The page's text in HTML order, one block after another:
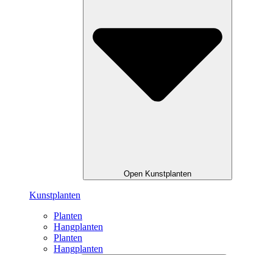
Open Kunstplanten
Kunstplanten
Planten
Hangplanten
Planten
Hangplanten